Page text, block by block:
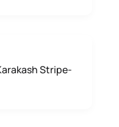
Stripe-